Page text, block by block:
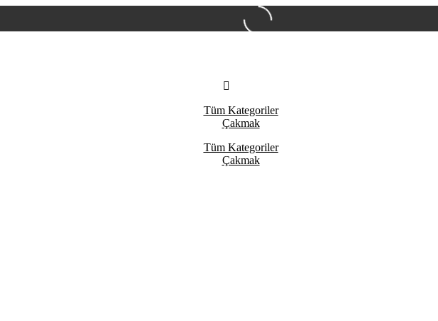
Tüm Kategoriler
Çakmak
Tüm Kategoriler
Çakmak